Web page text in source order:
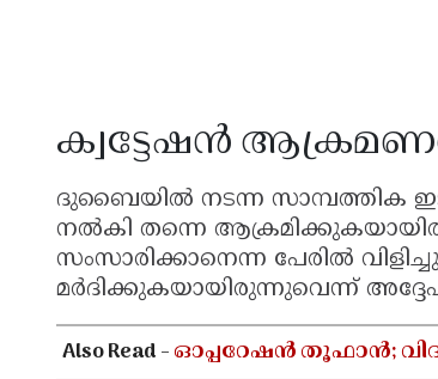
ക്വട്ടേഷൻ
ദുബൈയിൽ നടന്ന സാമ്പത്തിക
നൽകി തന്നെ
സംസാരിക്കാനെന്ന പേരിൽ
മർദിക്കുകയായിരുന്നുവെന്ന്
Also Read -ഓപ്പറേഷൻ തൂഫാൻ;